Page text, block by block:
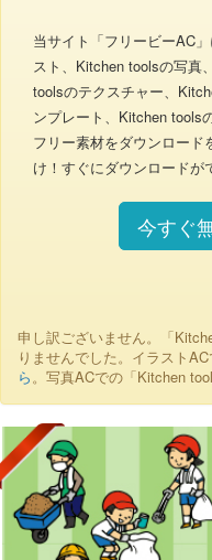
当サイト「フリービーAC
スト、Kitchen toolsの写真
toolsのテクスチャー、
ンプレート、Kitchen tools
フリー素材をダウンロー
け！すぐにダウンロードが
今すぐ
申し訳ございません。「
りませんでした。イラスト
ら。写真ACでの「Kitchen